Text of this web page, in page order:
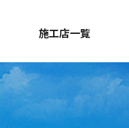
施工店一覧